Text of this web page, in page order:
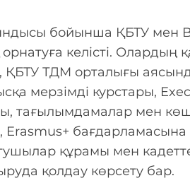
бойынша ҚБТУ мен
келісті. Олардың
ҚБТУ ТДМ орталығы
мерзімді курстары,
тағылымдамалар мен
Erasmus+
құрамы мен
қолдау көрсету бар.